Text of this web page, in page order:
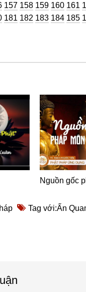
Trang
157 Trang
158 Trang
159 Trang
160 Trang
161
Trang
181 Trang
182 Trang
183 Trang
184 Trang
185
Nguồn gốc
Tag với:Ấn